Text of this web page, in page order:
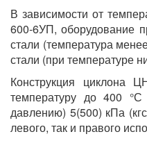
В зависимости от
600-6УП, оборудование
стали (температура
стали (при температуре
Конструкция циклона
температуру до 400
давлению) 5(500) кПа
левого, так и правого